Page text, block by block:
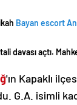
Bayan escort
davası açtı.
'ın Kapaklı
G.A. isimli